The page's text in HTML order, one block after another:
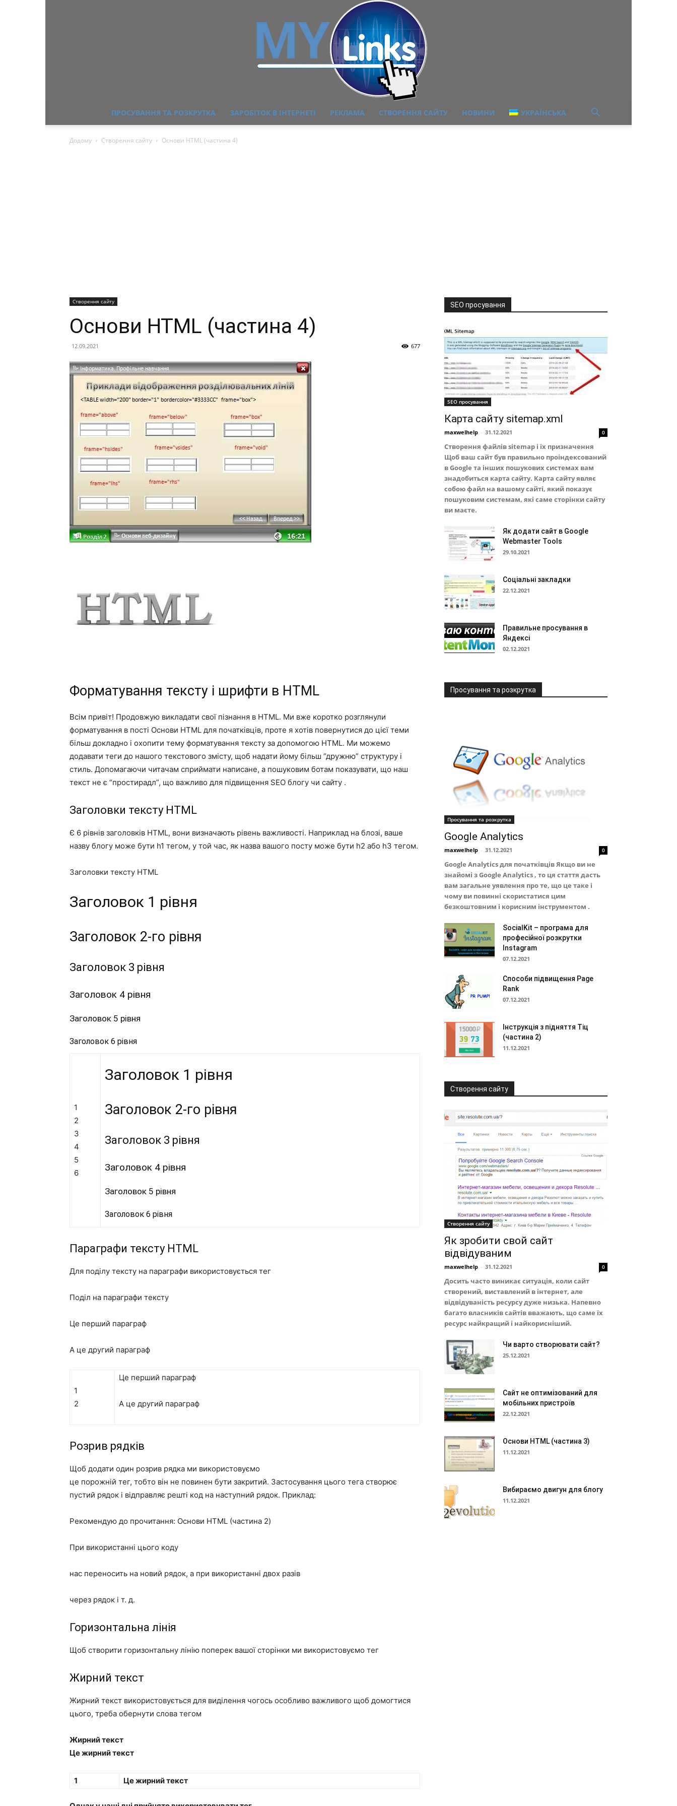
ПРОСУВАННЯ ТА РОЗКРУТКА ЗАРОБІТОК В ІНТЕРНЕТІ РЕКЛАМА СТВОРЕННЯ САЙТУ НОВИНИ УКРАЇНСЬКА
Додому Створення сайту Основи HTML (частина 4)
Створення сайту
Основи HTML (частина 4)
12.09.2021 677
Форматування тексту і шрифти в HTML
Всім привіт! Продовжую викладати свої пізнання в HTML. Ми вже коротко розглянули
форматування в пості Основи HTML для початківців, проте я хотів повернутися до цієї теми
більш докладно і охопити тему форматування тексту за допомогою HTML. Ми можемо
додавати теги до нашого текстового змісту, щоб надати йому більш “дружню” структуру і
стиль. Допомагаючи читачам сприймати написане, а пошуковим ботам показувати, що наш
текст не є “простирадл”, що важливо для підвищення SEO блогу чи сайту .
Заголовки тексту HTML
Є 6 рівнів заголовків HTML, вони визначають рівень важливості. Наприклад на блозі, ваше
назву блогу може бути h1 тегом, у той час, як назва вашого посту може бути h2 або h3 тегом.
Заголовки тексту HTML
Заголовок 1 рівня
Заголовок 2-го рівня
Заголовок 3 рівня
Заголовок 4 рівня
Заголовок 5 рівня
Заголовок 6 рівня
1
2
3
4
5
6
Заголовок 1 рівня
Заголовок 2-го рівня
Заголовок 3 рівня
Заголовок 4 рівня
Заголовок 5 рівня
Заголовок 6 рівня
Параграфи тексту HTML
Для поділу тексту на параграфи використовується тег
Поділ на параграфи тексту
Це перший параграф
А це другий параграф
1
2
Це перший параграф
А це другий параграф
Розрив рядків
Щоб додати один розрив рядка ми використовуємо
це порожній тег, тобто він не повинен бути закритий. Застосування цього тега створює
пустий рядок і відправляє решті код на наступний рядок. Приклад:
Рекомендую до прочитання: Основи HTML (частина 2)
При використанні цього коду
нас переносить на новий рядок, а при використанні двох разів
через рядок і т. д.
Горизонтальна лінія
Щоб створити горизонтальну лінію поперек вашої сторінки ми використовуємо тег
Жирний текст
Жирний текст використовується для виділення чогось особливо важливого щоб домогтися
цього, треба обернути слова тегом
Жирний текст
Це жирний текст
1 Це жирний текст
SEO просування
SEO просування
Карта сайту sitemap.xml
maxwelhelp - 31.12.2021 0
Створення файлів sitemap і їх призначення
Щоб ваш сайт був правильно проіндексований
в Google та інших пошукових системах вам
знадобиться карта сайту. Карта сайту являє
собою файл на вашому сайті, який показує
пошуковим системам, які саме сторінки сайту
ви маєте.
Як додати сайт в Google
Webmaster Tools
29.10.2021
Соціальні закладки
22.12.2021
Правильне просування в
Яндексі
02.12.2021
Просування та розкрутка
Просування та розкрутка
Google Analytics
maxwelhelp - 31.12.2021 0
Google Analytics для початківців Якщо ви не
знайомі з Google Analytics , то ця стаття дасть
вам загальне уявлення про те, що це таке і
чому ви повинні скористатися цим
безкоштовним і корисним інструментом .
SocialKit – програма для
професійної розкрутки
Instagram
07.12.2021
Способи підвищення Page
Rank
07.12.2021
Інструкція з підняття Тіц
(частина 2)
11.12.2021
Створення сайту
Створення сайту
Як зробити свой сайт
відвідуваним
maxwelhelp - 31.12.2021 0
Досить часто виникає ситуація, коли сайт
створений, виставлений в інтернет, але
відвідуваність ресурсу дуже низька. Напевно
багато власників сайтів вважають, що саме їх
ресурс найкращий і найкорисніший.
Чи варто створювати сайт?
25.12.2021
Сайт не оптимізований для
мобільних пристроїв
22.12.2021
Основи HTML (частина 3)
11.12.2021
Вибираємо двигун для блогу
11.12.2021